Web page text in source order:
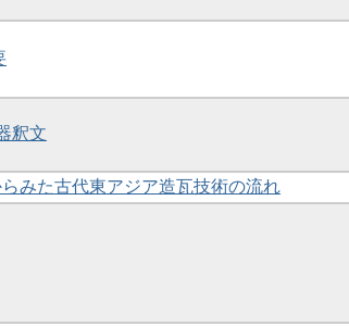
釈文
みた古代東アジア造瓦技術の流れ